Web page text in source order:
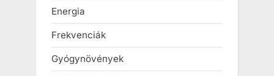
Energia
Frekvenciák
Gyógynövények